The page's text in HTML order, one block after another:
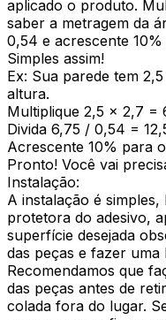
aplicado o produto.
saber a metragem da
0,54 e acrescente
Simples assim!
Ex: Sua parede tem
altura.
Multiplique 2,5 x 2,7 =
Divida 6,75 / 0,54 =
Acrescente 10% para
Pronto! Você vai
Instalação:
A instalação é
protetora do adesivo,
superfície desejada
das peças e fazer uma
Recomendamos que
das peças antes de
colada fora do lugar.